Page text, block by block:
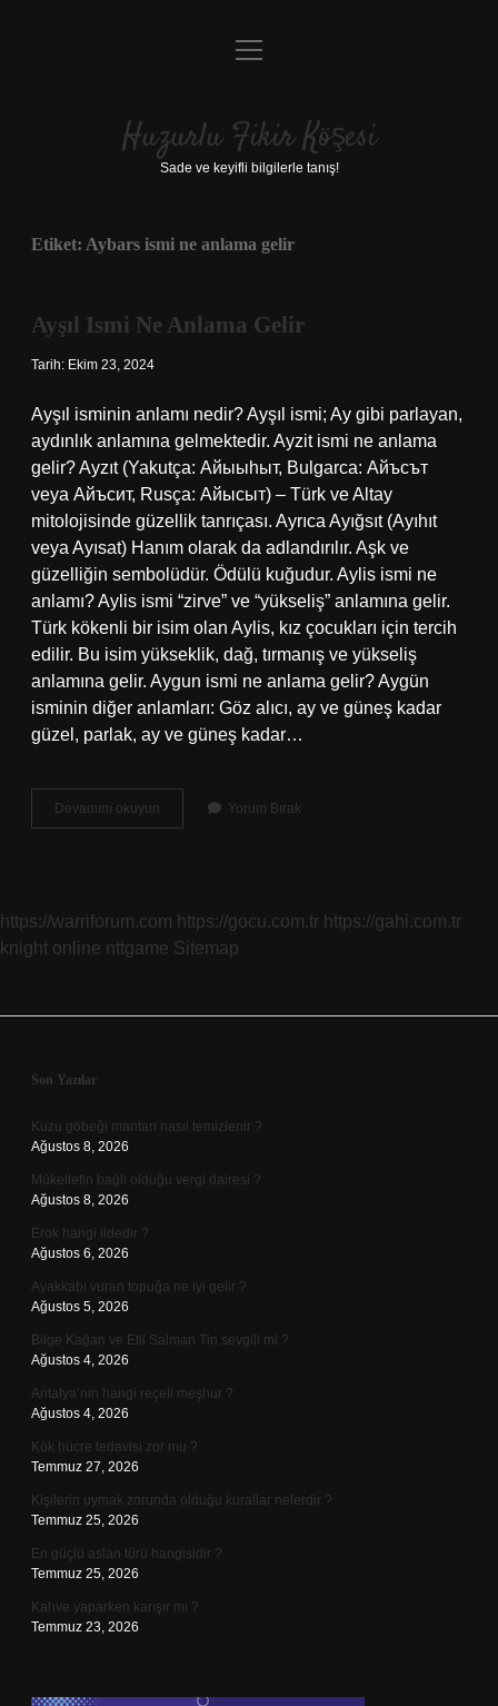
Anasayfa
Yasal Uyarı
menüyü
Huzurlu Fikir Köşesi
Sade ve keyifli bilgilerle tanış!
Etiket: Aybars ismi ne anlama gelir
Ayşıl Ismi Ne Anlama Gelir
Tarih: Ekim 23, 2024
Ayşıl isminin anlamı nedir? Ayşıl ismi; Ay gibi parlayan,
aydınlık anlamına gelmektedir. Ayzit ismi ne anlama
gelir? Ayzıt (Yakutça: Айыыhыт, Bulgarca: Айъсът
veya Айъсит, Rusça: Айысыт) – Türk ve Altay
mitolojisinde güzellik tanrıçası. Ayrıca Ayığsıt (Ayıhıt
veya Ayısat) Hanım olarak da adlandırılır. Aşk ve
güzelliğin sembolüdür. Ödülü kuğudur. Aylis ismi ne
anlamı? Aylis ismi “zirve” ve “yükseliş” anlamına gelir.
Türk kökenli bir isim olan Aylis, kız çocukları için tercih
edilir. Bu isim yükseklik, dağ, tırmanış ve yükseliş
anlamına gelir. Aygun ismi ne anlama gelir? Aygün
isminin diğer anlamları: Göz alıcı, ay ve güneş kadar
güzel, parlak, ay ve güneş kadar…
Devamını okuyun
Ismi
Yorum Bırak
https://warriforum.com https://gocu.com.tr https://gahi.com.tr
knight online nttgame Sitemap
Sidebar
Son Yazılar
Kuzu göbeği mantarı nasıl temizlenir ?
Ağustos 8, 2026
Mükellefin bağlı olduğu vergi dairesi ?
Ağustos 8, 2026
Erok hangi ildedir ?
Ağustos 6, 2026
Ayakkabı vuran topuğa ne iyi gelir ?
Ağustos 5, 2026
Bilge Kağan ve Etil Salman Tin sevgili mi ?
Ağustos 4, 2026
Antalya’nın hangi reçeli meşhur ?
Ağustos 4, 2026
Kök hücre tedavisi zor mu ?
Temmuz 27, 2026
Kişilerin uymak zorunda olduğu kurallar nelerdir ?
Temmuz 25, 2026
En güçlü aslan türü hangisidir ?
Temmuz 25, 2026
Kahve yaparken karışır mı ?
Temmuz 23, 2026